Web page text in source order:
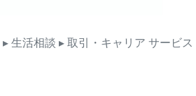
▸ 生活相談 ▸ 取引・キャリア サービス